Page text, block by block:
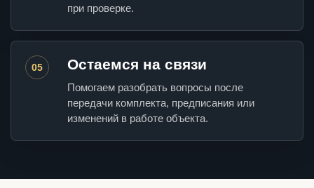
при проверке.
05 Остаемся на связи
Помогаем разобрать вопросы после
передачи комплекта, предписания или
изменений в работе объекта.